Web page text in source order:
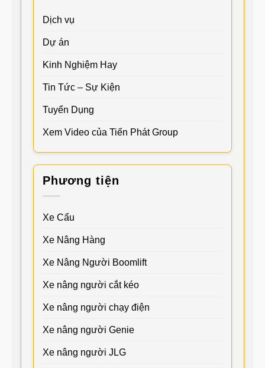
Dịch vụ
Dự án
Kinh Nghiệm Hay
Tin Tức – Sự Kiện
Tuyển Dụng
Xem Video của Tiến Phát Group
Phương tiện
Xe Cẩu
Xe Nâng Hàng
Xe Nâng Người Boomlift
Xe nâng người cắt kéo
Xe nâng người chạy điện
Xe nâng người Genie
Xe nâng người JLG